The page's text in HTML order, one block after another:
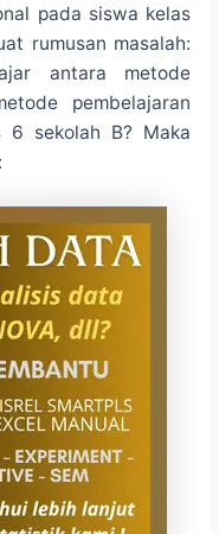
pada siswa kelas
rumusan masalah:
antara metode
pembelajaran
6 sekolah B? Maka